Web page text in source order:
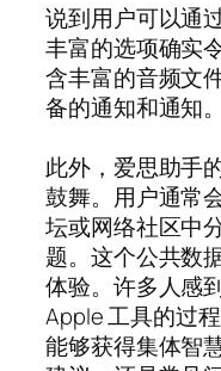
说到用户可以通
丰富的选项确实
含丰富的音频文
备的通知和通知。
此外，爱思助手
鼓舞。用户通常
坛或网络社区中
题。这个公共数
体验。许多人感
Apple 工具的过
能够获得集体智